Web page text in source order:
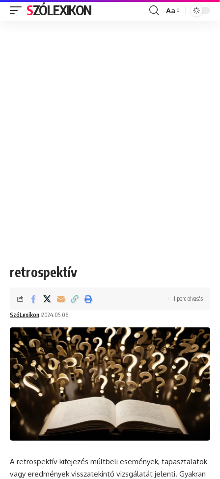
SZÓLEXIKON
Font
Aa
retrospektív
SzóLexikon 2024.05.06.
1 perc olvasás
A retrospektív kifejezés múltbeli események, tapasztalatok
vagy eredmények visszatekintő vizsgálatát jelenti. Gyakran